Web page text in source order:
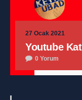
27 Ocak 2021
Youtube
0 Yorum